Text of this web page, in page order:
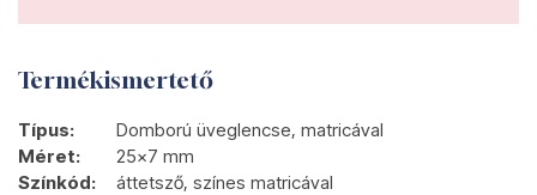
Termékismertető
Típus:
Domború üveglencse, matricával
Méret:
25x7 mm
Színkód:
áttetsző, színes matricával